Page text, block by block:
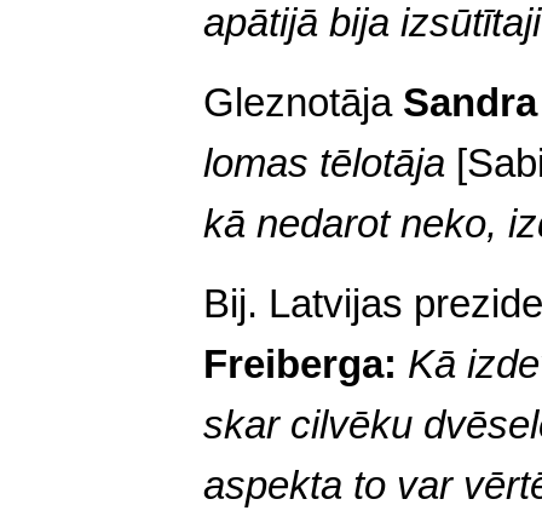
apātijā bija
Gleznotāja
lomas tēlotāja
kā nedarot neko,
Bij. Latvijas
Freiberga: Kā
skar cilvēku
aspekta to var